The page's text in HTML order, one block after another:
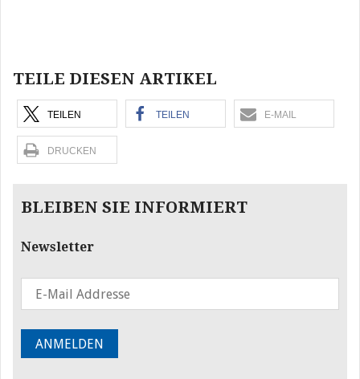
TEILE DIESEN ARTIKEL
TEILEN TEILEN E-MAIL
DRUCKEN
BLEIBEN SIE INFORMIERT
Newsletter